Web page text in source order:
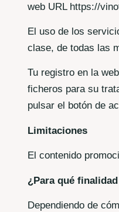
web URL https://
El uso de los
clase, de todas las
Tu registro en la
ficheros para su
pulsar el botón de
Limitaciones
El contenido
¿Para qué
Dependiendo de